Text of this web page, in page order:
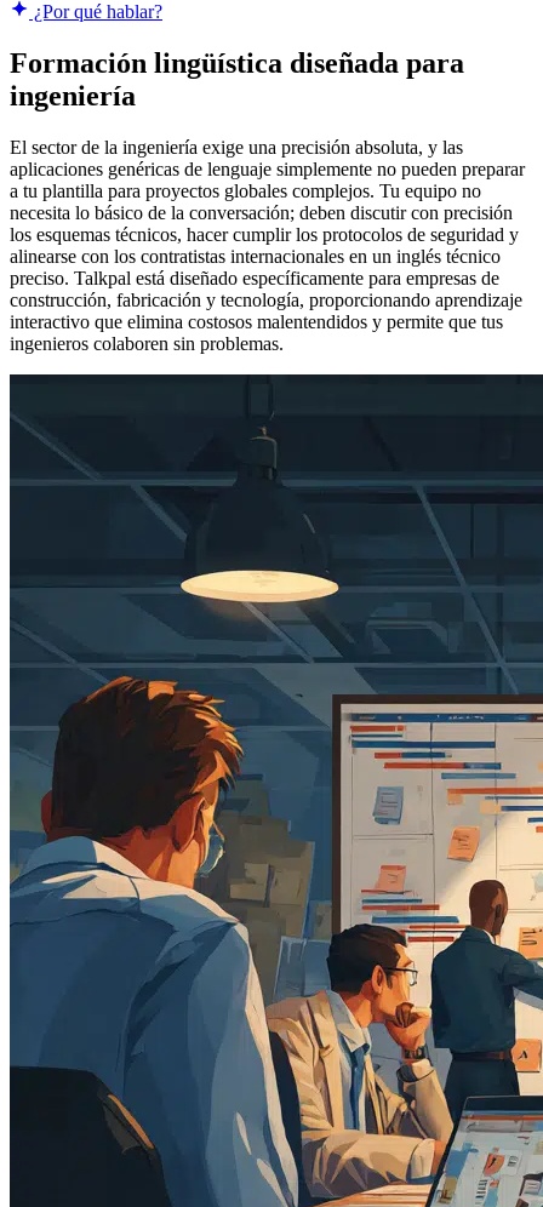
¿Por qué hablar?
Formación lingüística diseñada para
ingeniería
El sector de la ingeniería exige una precisión absoluta, y las
aplicaciones genéricas de lenguaje simplemente no pueden preparar
a tu plantilla para proyectos globales complejos. Tu equipo no
necesita lo básico de la conversación; deben discutir con precisión
los esquemas técnicos, hacer cumplir los protocolos de seguridad y
alinearse con los contratistas internacionales en un inglés técnico
preciso. Talkpal está diseñado específicamente para empresas de
construcción, fabricación y tecnología, proporcionando aprendizaje
interactivo que elimina costosos malentendidos y permite que tus
ingenieros colaboren sin problemas.